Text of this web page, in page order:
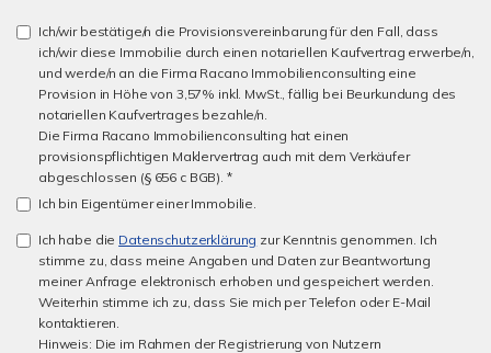
Ich/wir bestätige/n die Provisionsvereinbarung für den Fall, dass
ich/wir diese Immobilie durch einen notariellen Kaufvertrag erwerbe/n,
und werde/n an die Firma Racano Immobilienconsulting eine
Provision in Höhe von 3,57% inkl. MwSt., fällig bei Beurkundung des
notariellen Kaufvertrages bezahle/n.
Die Firma Racano Immobilienconsulting hat einen
provisionspflichtigen Maklervertrag auch mit dem Verkäufer
abgeschlossen (§ 656 c BGB). *
Ich bin Eigentümer einer Immobilie.
Ich habe die Datenschutzerklärung zur Kenntnis genommen. Ich
stimme zu, dass meine Angaben und Daten zur Beantwortung
meiner Anfrage elektronisch erhoben und gespeichert werden.
Weiterhin stimme ich zu, dass Sie mich per Telefon oder E-Mail
kontaktieren.
Hinweis: Die im Rahmen der Registrierung von Nutzern